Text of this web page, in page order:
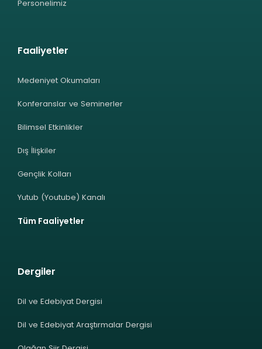
Personelimiz
Faaliyetler
Medeniyet Okumaları
Konferanslar ve Seminerler
Bilimsel Etkinlikler
Dış İlişkiler
Gençlik Kolları
Yutub (Youtube) Kanalı
Tüm Faaliyetler
Dergiler
Dil ve Edebiyat Dergisi
Dil ve Edebiyat Araştırmalar Dergisi